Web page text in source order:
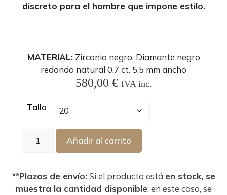
discreto para el hombre que impone estilo.
MATERIAL:Zirconio negro. Diamante negro
redondo natural 0,7 ct. 5.5 mm ancho
580,00 € IVA inc.
Talla
Añadir al carrito
**Plazos de envío:Si el producto está en stock, se
muestra la cantidad disponible; en este caso, se